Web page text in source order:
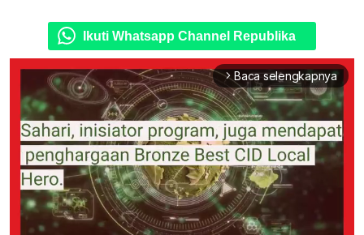
Ikuti Whatsapp Channel Republika
arrow_forward_ios Baca selengkapnya